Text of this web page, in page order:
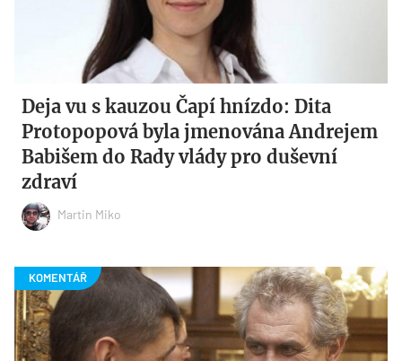
Deja vu s kauzou Čapí hnízdo: Dita
Protopopová byla jmenována Andrejem
Babišem do Rady vlády pro duševní
zdraví
Martin Miko